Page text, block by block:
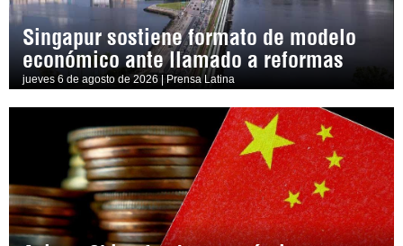
Singapur sostiene formato de modelo
económico ante llamado a reformas
jueves 6 de agosto de 2026 | Prensa Latina